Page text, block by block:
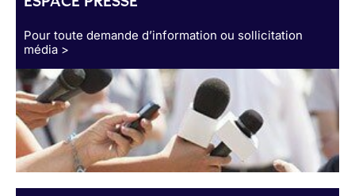
Pour toute demande d’information ou sollicitation
média >